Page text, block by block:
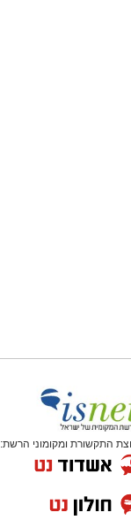
התקשורת ומקומוני הרשת: